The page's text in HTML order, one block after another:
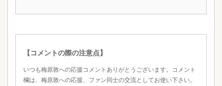
【コメントの際の注意点】
いつも梅原敦への応援コメントありがとうございます。コメント
欄は、梅原敦への応援、ファン同士の交流としてお使い下さい。